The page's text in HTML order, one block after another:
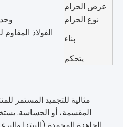
عرض الحزام
نوع الحزام
بناء
الفولاذ
يتحكم
مثالية للتجميد المستمر
المقسمة، أو الحساسة.